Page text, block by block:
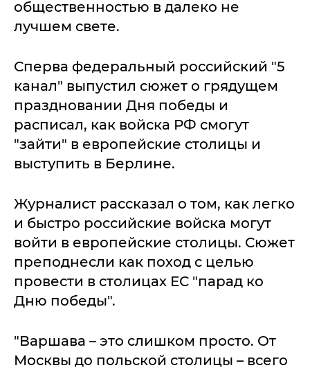
общественностью в далеко не
лучшем свете.
Сперва федеральный российский "5
канал" выпустил сюжет о грядущем
праздновании Дня победы и
расписал, как войска РФ смогут
"зайти" в европейские столицы и
выступить в Берлине.
Журналист рассказал о том, как легко
и быстро российские войска могут
войти в европейские столицы. Сюжет
преподнесли как поход с целью
провести в столицах ЕС "парад ко
Дню победы".
"Варшава – это слишком просто. От
Москвы до польской столицы – всего